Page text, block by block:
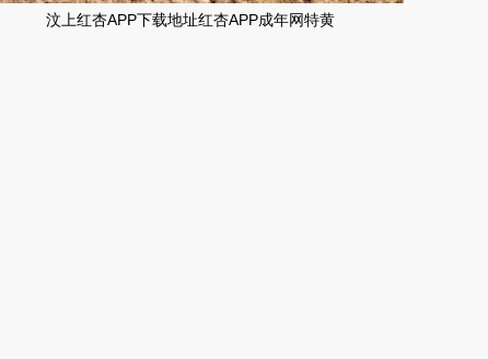
汶上红杏APP下载地址红杏APP成年网特黄